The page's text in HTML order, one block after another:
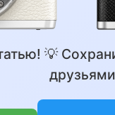
💡